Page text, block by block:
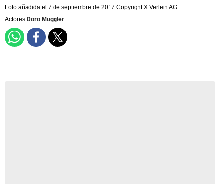
Foto añadida el 7 de septiembre de 2017 Copyright X Verleih AG
Actores Doro Müggler